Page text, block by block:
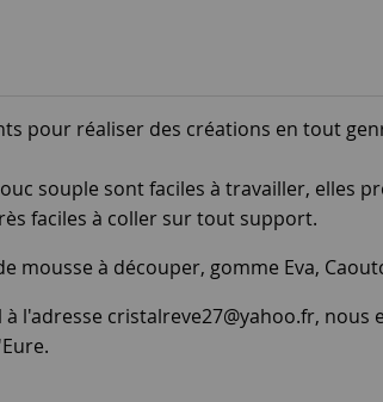
pour réaliser des créations en tout
souple sont faciles à travailler,
faciles à coller sur tout support.
mousse à découper, gomme Eva,
l'adresse cristalreve27@yahoo.fr,